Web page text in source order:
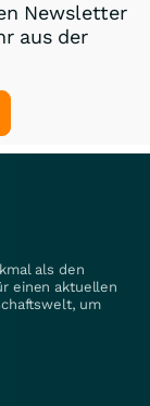
Newsletter
aus der
als den
einen aktuellen
um